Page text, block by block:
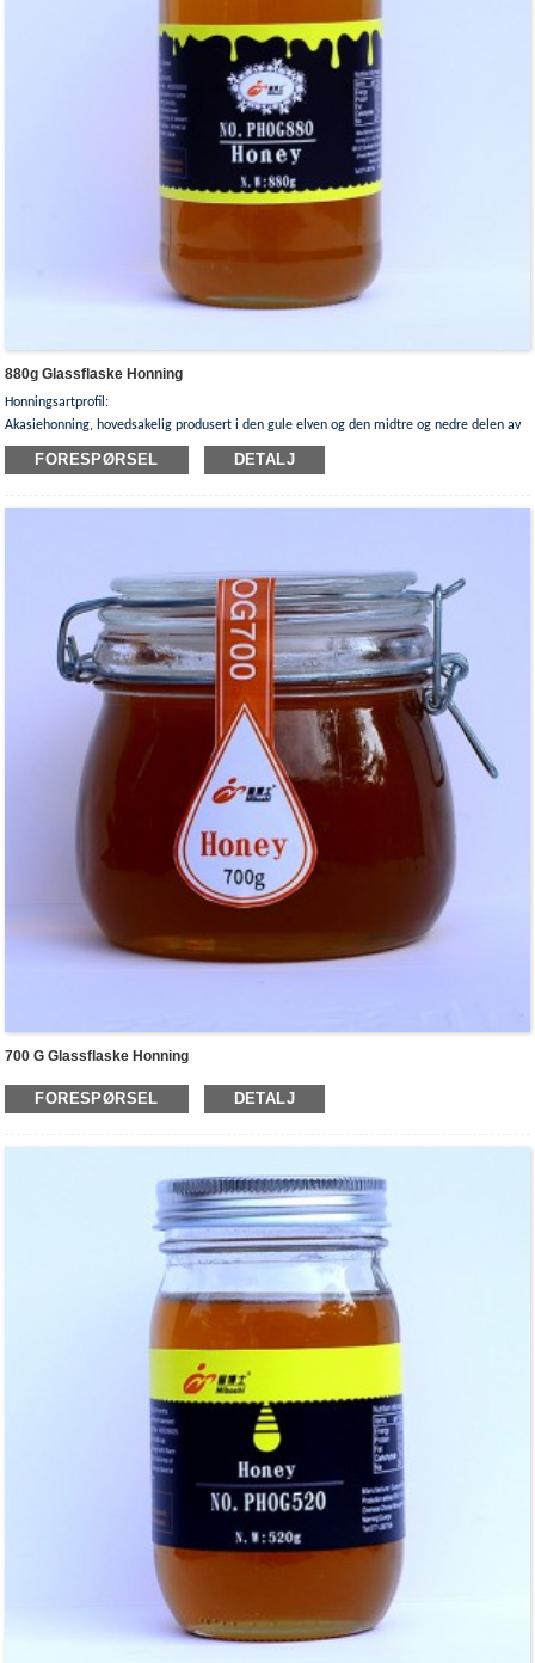
880g Glassflaske Honning
Honningsartprofil :
Akasiehonning, hovedsakelig produsert i den gule elven og den midtre og nedre delen av
Yangtse-elven, hver blomstringssesong, blomstene renner over, duften kan luktes ti miles
Akasiehonning er duftende og gjennomsiktig, kjølig og frisk.
FORESPØRSEL DETALJ
700 G Glassflaske Honning
FORESPØRSEL DETALJ